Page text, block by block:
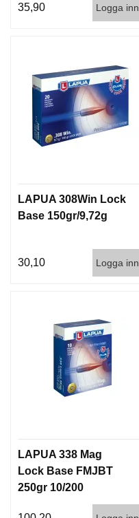
35,90
Logga inn
LAPUA 308Win Lock
Base 150gr/9,72g
30,10 Logga inn
LAPUA 338 Mag
Lock Base FMJBT
250gr 10/200